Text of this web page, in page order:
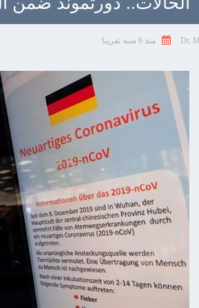
Dr. M
 منذ 6 سنه تقريبا